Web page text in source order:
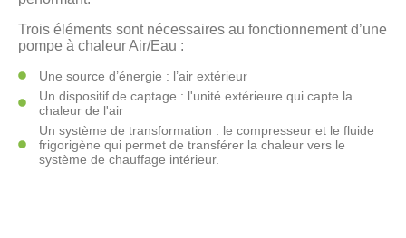
Trois éléments sont nécessaires au fonctionnement d’une
pompe à chaleur Air/Eau :
Une source d’énergie : l’air extérieur
Un dispositif de captage : l'unité extérieure qui capte la
chaleur de l'air
Un système de transformation : le compresseur et le fluide
frigorigène qui permet de transférer la chaleur vers le
système de chauffage intérieur.